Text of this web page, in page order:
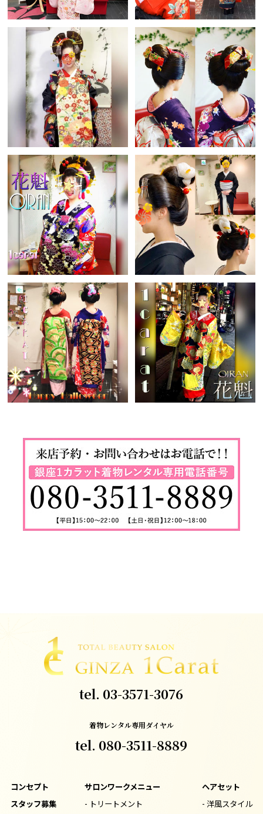
tel. 03-3571-3076
着物レンタル専用ダイヤル
tel. 080-3511-8889
コンセプト
スタッフ募集
サロンワークメニュー
- トリートメント
ヘアセット
- 洋風スタイル